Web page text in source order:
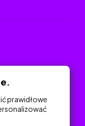
prawidłowe